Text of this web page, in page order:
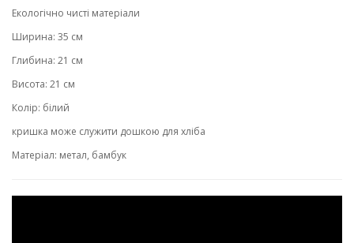
Екологічно чисті матеріали
Ширина: 35 см
Глибина: 21 см
Висота: 21 см
Колір: білий
кришка може служити дошкою для хліба
Матеріал: метал, бамбук